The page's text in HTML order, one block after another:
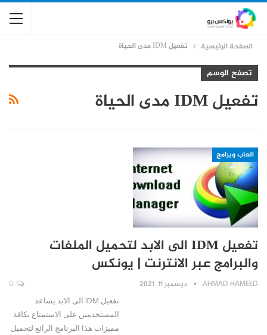
الصفحة الرئيسية تفعيل IDM مدى الحياة
تصفح الوسم
تفعيل IDM مدى الحياة
العاب وبرامج
تفعيل IDM الى الابد لتحميل الملفات
والبرامج عبر الانترنت | يونكس
AHMAD HAMEED ديسمبر 11, 2021
تفعيل IDM الى الابد يساعد
المستخدمين على الاستمتاع بكافة
مميزات هذا البرنامج الرائع لتحميل